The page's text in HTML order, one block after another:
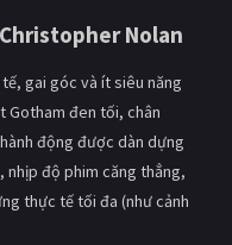
Nolan
gai góc và ít siêu năng
Gotham đen tối, chân
động được dàn dựng
nhịp độ phim căng thẳng,
thực tế tối đa (như cảnh